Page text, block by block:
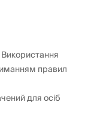
правил
для осіб